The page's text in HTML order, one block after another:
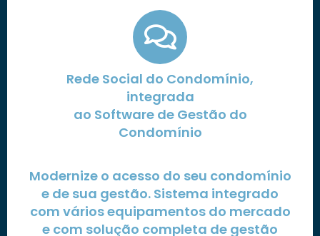
Rede Social do Condomínio,
integrada
ao Software de Gestão do
Condomínio
Modernize o acesso do seu condomínio
e de sua gestão. Sistema integrado
com vários equipamentos do mercado
e com solução completa de gestão